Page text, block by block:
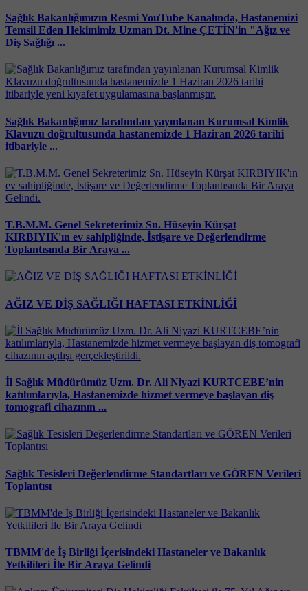
Sağlık Bakanlığımızın Resmi YouTube Kanalında, Hastanemizi
Temsil Eden Hekimimiz Uzman Dt. Mine ÇETİN'in "Ağız ve
Diş Sağlığı ...
Sağlık Bakanlığımız tarafından yayınlanan Kurumsal Kimlik
Klavuzu doğrultusunda hastanemizde 1 Haziran 2026 tarihi
itibariyle ...
T.B.M.M. Genel Sekreterimiz Sn. Hüseyin Kürşat
KIRBIYIK'ın ev sahipliğinde, İstişare ve Değerlendirme
Toplantısında Bir Araya ...
AĞIZ VE DİŞ SAĞLIĞI HAFTASI ETKİNLİĞİ
İl Sağlık Müdürümüz Uzm. Dr. Ali Niyazi KURTCEBE’nin
katılımlarıyla, Hastanemizde hizmet vermeye başlayan diş
tomografi cihazının ...
Sağlık Tesisleri Değerlendirme Standartları ve GÖREN Verileri
Toplantısı
TBMM'de İş Birliği İçerisindeki Hastaneler ve Bakanlık
Yetkilileri İle Bir Araya Gelindi